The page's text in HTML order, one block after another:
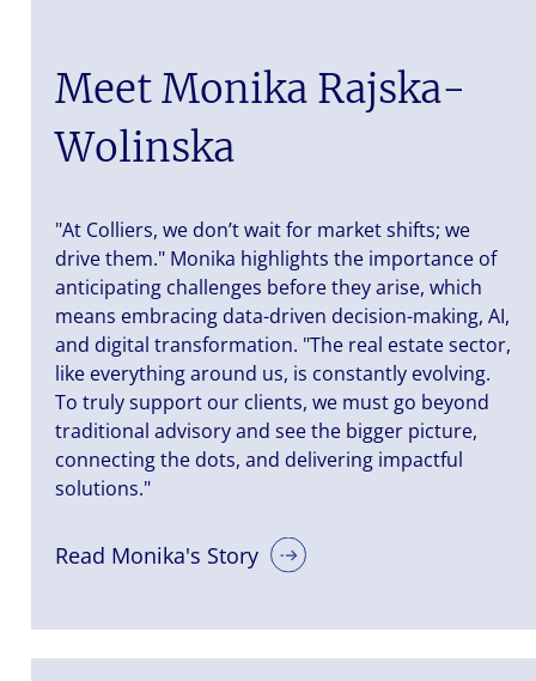
Meet Monika Rajska-
Wolinska
"At Colliers, we don’t wait for market shifts; we
drive them." Monika highlights the importance of
anticipating challenges before they arise, which
means embracing data-driven decision-making, AI,
and digital transformation. "The real estate sector,
like everything around us, is constantly evolving.
To truly support our clients, we must go beyond
traditional advisory and see the bigger picture,
connecting the dots, and delivering impactful
solutions."
Read Monika's Story